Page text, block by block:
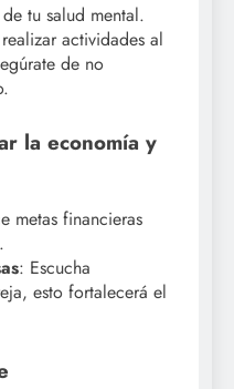
tu salud mental.
actividades al
de no
la economía y
metas financieras
: Escucha
esto fortalecerá el